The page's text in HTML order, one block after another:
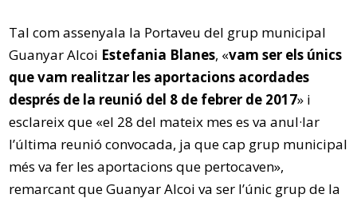
Tal com assenyala la Portaveu del grup municipal
Guanyar Alcoi Estefania Blanes, «vam ser els únics
que vam realitzar les aportacions acordades
després de la reunió del 8 de febrer de 2017» i
esclareix que «el 28 del mateix mes es va anul·lar
l’última reunió convocada, ja que cap grup municipal
més va fer les aportacions que pertocaven»,
remarcant que Guanyar Alcoi va ser l’únic grup de la